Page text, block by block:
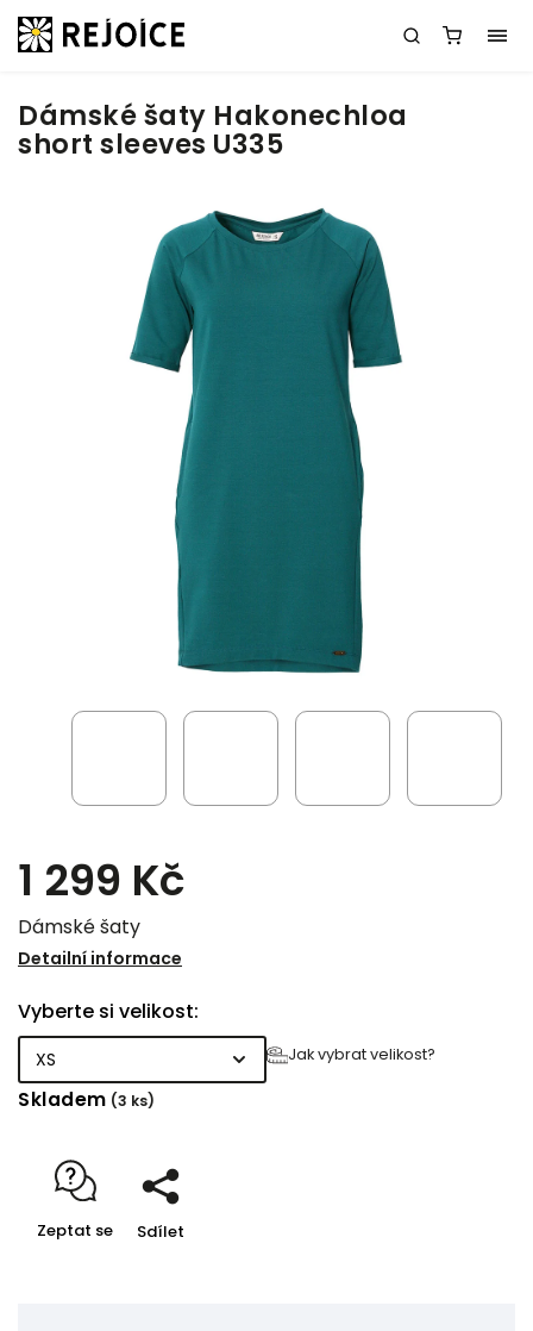
Dámské šaty Hakonechloa
short sleeves U335
1 299 Kč
Dámské šaty
Detailní informace
Vyberte si velikost:
Jak vybrat velikost?
Skladem (3 ks)
Zeptat se Sdílet